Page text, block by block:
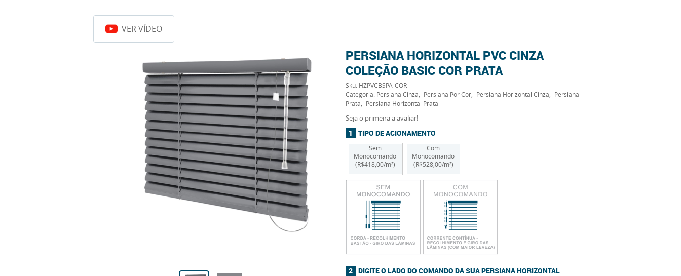
VER VÍDEO
PERSIANA HORIZONTAL PVC CINZA
COLEÇÃO BASIC COR PRATA
Sku: HZPVCBSPA-COR
Categoria: Persiana Cinza Persiana Por Cor Persiana Horizontal Cinza
Persiana
Prata
Persiana Horizontal Prata
Seja o primeira a avaliar!
TIPO DE ACIONAMENTO
Sem
Monocomando
(R$418,00/m²)
Com
Monocomando
(R$528,00/m²)
DIGITE O LADO DO COMANDO DA SUA PERSIANA HORIZONTAL